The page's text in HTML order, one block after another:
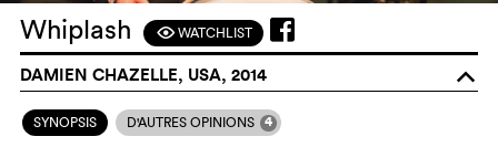
Whiplash FWATCHLIST
DAMIEN CHAZELLE, USA, 2014 o
SYNOPSIS D'AUTRES OPINIONS 4